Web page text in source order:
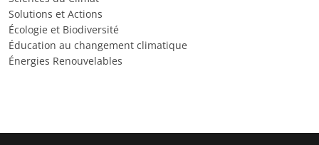
Solutions et Actions
Écologie et Biodiversité
Éducation au changement climatique
Énergies Renouvelables